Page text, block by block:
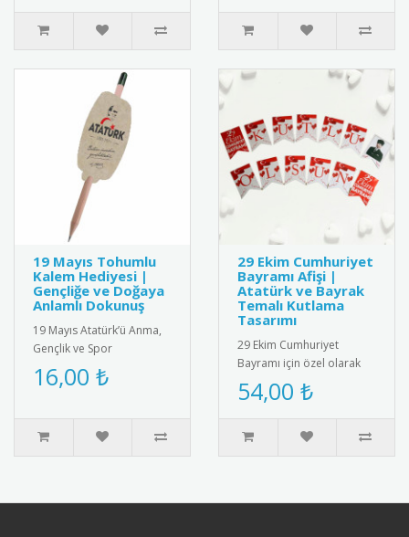
19 Mayıs Tohumlu
Kalem Hediyesi |
Gençliğe ve Doğaya
Anlamlı Dokunuş
19 Mayıs Atatürk’ü Anma,
Gençlik ve Spor
Bayramı’na özel olarak
tasarlanmış tohumlu
16,00 ₺
29 Ekim Cumhuriyet
Bayramı Afişi |
Atatürk ve Bayrak
Temalı Kutlama
Tasarımı
29 Ekim Cumhuriyet
Bayramı için özel olarak
tasarlanmış afiş. Türk
bayrağı ve Atatürk
silüetiyle süs..
54,00 ₺